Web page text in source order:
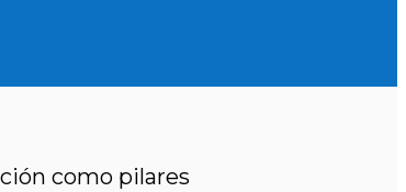
como pilares